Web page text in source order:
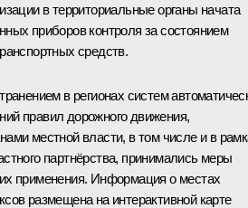
в территориальные органы начата
приборов контроля за состоянием
средств.
в регионах систем
правил дорожного движения,
местной власти, в том числе и в
партнёрства, принимались меры
применения. Информация о местах
размещена на интерактивной карте